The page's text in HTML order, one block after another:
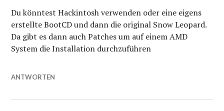
Du könntest Hackintosh verwenden oder eine eigens
erstellte BootCD und dann die original Snow Leopard.
Da gibt es dann auch Patches um auf einem AMD
System die Installation durchzuführen
ANTWORTEN